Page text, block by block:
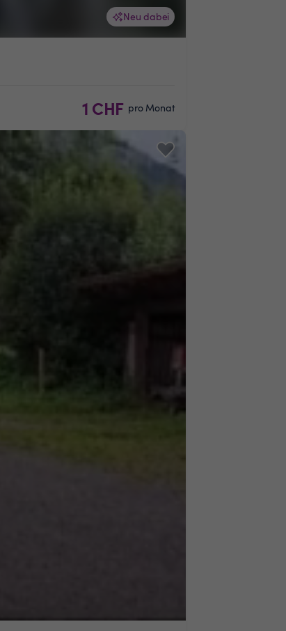
Neu dabei
1 CHF pro Monat